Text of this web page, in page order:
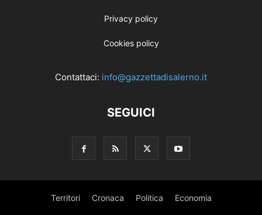
Privacy policy
Cookies policy
Contattaci: info@gazzettadisalerno.it
SEGUICI
Territori Cronaca Politica Economia